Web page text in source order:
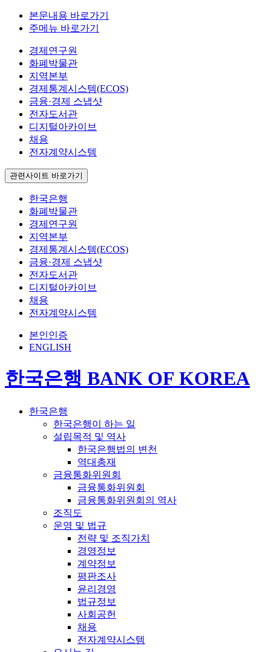
본문내용 바로가기
주메뉴 바로가기
경제연구원
화폐박물관
지역본부
경제통계시스템(ECOS)
금융·경제 스냅샷
전자도서관
디지털아카이브
채용
전자계약시스템
관련사이트 바로가기
한국은행
화폐박물관
경제연구원
지역본부
경제통계시스템(ECOS)
금융·경제 스냅샷
전자도서관
디지털아카이브
채용
전자계약시스템
본인인증
ENGLISH
한국은행 BANK OF KOREA
한국은행
한국은행이 하는 일
설립목적 및 역사
한국은행법의 변천
역대총재
금융통화위원회
금융통화위원회
금융통화위원회의 역사
조직도
운영 및 법규
전략 및 조직가치
경영정보
계약정보
평판조사
윤리경영
법규정보
사회공헌
채용
전자계약시스템